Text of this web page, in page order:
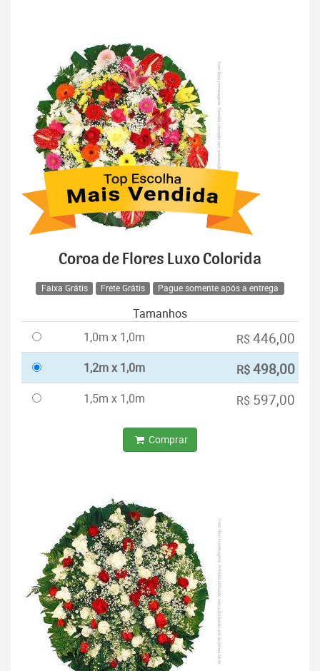
Coroa de Flores Luxo Colorida
Faixa Grátis Frete Grátis Pague somente após a entrega
Tamanhos
1,0m x 1,0m
R$ 446,00
1,2m x 1,0m R$498,00
1,5m x 1,0m R$ 597,00
Comprar